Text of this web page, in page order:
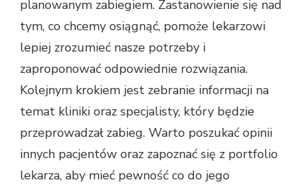
planowanym zabiegiem. Zastanowienie się nad
tym, co chcemy osiągnąć, pomoże lekarzowi
lepiej zrozumieć nasze potrzeby i
zaproponować odpowiednie rozwiązania.
Kolejnym krokiem jest zebranie informacji na
temat kliniki oraz specjalisty, który będzie
przeprowadzał zabieg. Warto poszukać opinii
innych pacjentów oraz zapoznać się z portfolio
lekarza, aby mieć pewność co do jego